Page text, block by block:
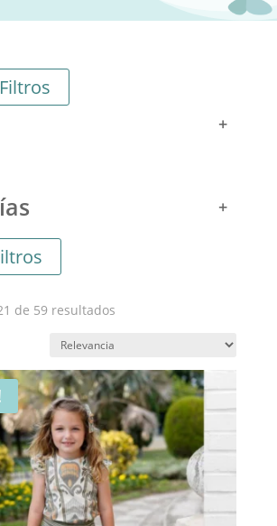
de 59 resultadosOrdenado
últimos